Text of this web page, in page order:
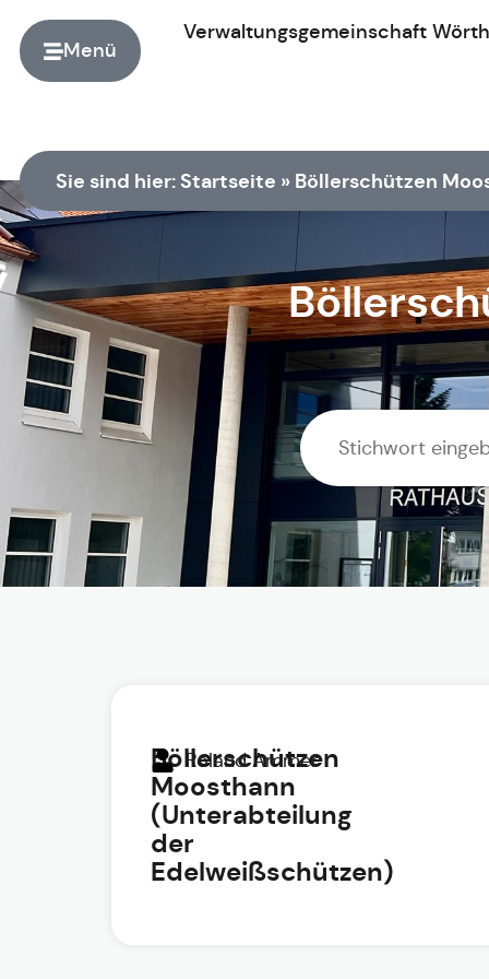
Menü
Verwaltungsgemeinschaft Wörth
Sie sind hier: Startseite » Böllerschützen
Böllerschützen
Moosthann
(Unterabteilung
der
Edelweißschützen)
Roland Ammer